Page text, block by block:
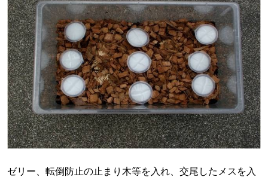
ゼリー、転倒防止の止まり木等を入れ、交尾したメスを入